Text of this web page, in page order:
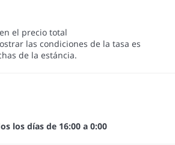
el precio total
las condiciones de la tasa es
de la estáncia.
los días de 16:00 a 0:00